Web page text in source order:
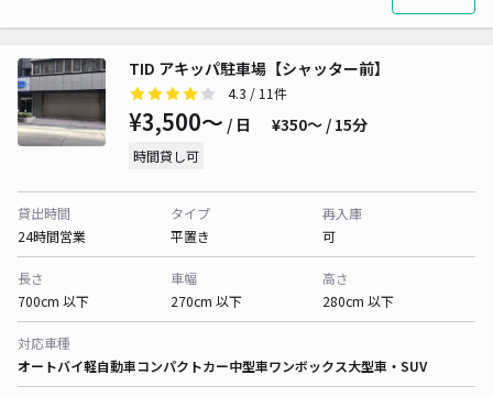
TID アキッパ駐車場【シャッター前】
4.3 / 11件
¥3,500〜 / 日 ¥350〜 / 15分
時間貸し可
貸出時間
24時間営業
タイプ
平置き
再入庫
可
長さ
700cm 以下
車幅
270cm 以下
高さ
280cm 以下
対応車種
オートバイ軽自動車コンパクトカー中型車ワンボックス大型車・SUV